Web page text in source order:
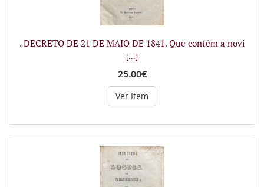
. DECRETO DE 21 DE MAIO DE 1841. Que contém a novi
[...]
25.00€
Ver Item